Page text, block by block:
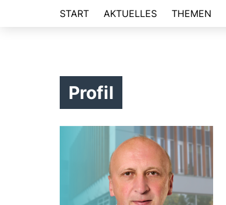
START AKTUELLES THEMEN
Profil